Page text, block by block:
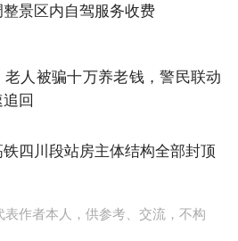
通创新药ETF汇添富（1.46亿
：
景区内自驾服务收费
老人被骗十万养老钱，警民联动
回
铁四川段站房主体结构全部封顶
作者本人，供参考、交流，不构